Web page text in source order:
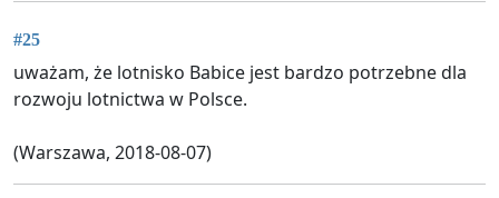
#25
uważam, że lotnisko Babice jest bardzo potrzebne dla
rozwoju lotnictwa w Polsce.
(Warszawa, 2018-08-07)